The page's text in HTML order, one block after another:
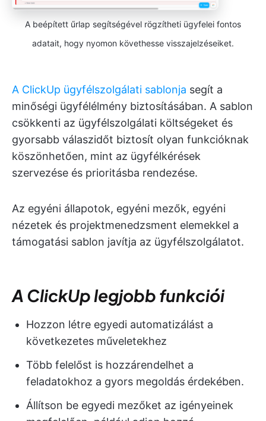
A beépített űrlap segítségével rögzítheti ügyfelei fontos
adatait, hogy nyomon követhesse visszajelzéseiket.
A ClickUp ügyfélszolgálati sablonja segít a
minőségi ügyfélélmény biztosításában. A sablon
csökkenti az ügyfélszolgálati költségeket és
gyorsabb válaszidőt biztosít olyan funkcióknak
köszönhetően, mint az ügyfélkérések
szervezése és prioritásba rendezése.
Az egyéni állapotok, egyéni mezők, egyéni
nézetek és projektmenedzsment elemekkel a
támogatási sablon javítja az ügyfélszolgálatot.
A ClickUp legjobb funkciói
Hozzon létre egyedi automatizálást a
következetes műveletekhez
Több felelőst is hozzárendelhet a
feladatokhoz a gyors megoldás érdekében.
Állítson be egyedi mezőket az igényeinek